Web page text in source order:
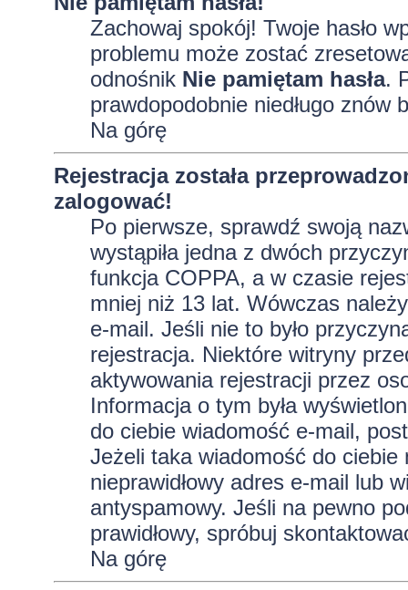
Zachowaj spokój! Twoje hasło
problemu może zostać
odnośnik Nie pamiętam hasła.
prawdopodobnie niedługo znów
Na górę
Rejestracja została
zalogować!
Po pierwsze, sprawdź swoją
wystąpiła jedna z dwóch
funkcja COPPA, a w czasie
mniej niż 13 lat. Wówczas
e-mail. Jeśli nie to było
rejestracja. Niektóre witryny
aktywowania rejestracji przez
Informacja o tym była
do ciebie wiadomość e-mail,
Jeżeli taka wiadomość do ciebie
nieprawidłowy adres e-mail lub
antyspamowy. Jeśli na pewno
prawidłowy, spróbuj
Na górę